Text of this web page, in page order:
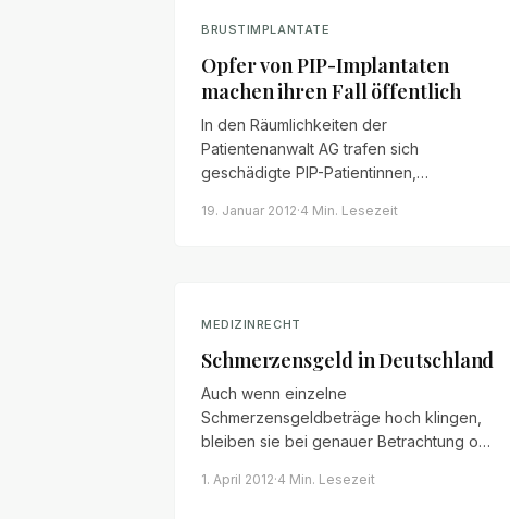
BRUSTIMPLANTATE
Opfer von PIP-Implantaten
machen ihren Fall öffentlich
In den Räumlichkeiten der
Patientenanwalt AG trafen sich
geschädigte PIP-Patientinnen,
zahlreiche Pressevertreter. Ein Rückblick
19. Januar 2012·4 Min. Lesezeit
MEDIZINRECHT
Schmerzensgeld in Deutschland
Auch wenn einzelne
Schmerzensgeldbeträge hoch klingen,
bleiben sie bei genauer Betrachtung oft
Überblick über Bemessung, Funktion
1. April 2012·4 Min. Lesezeit